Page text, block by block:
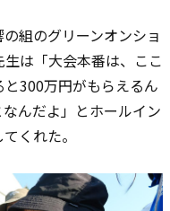
組のグリーンオンショ
は「大会本番は、ここ
300万円がもらえるん
んだよ」とホールイン
くれた。